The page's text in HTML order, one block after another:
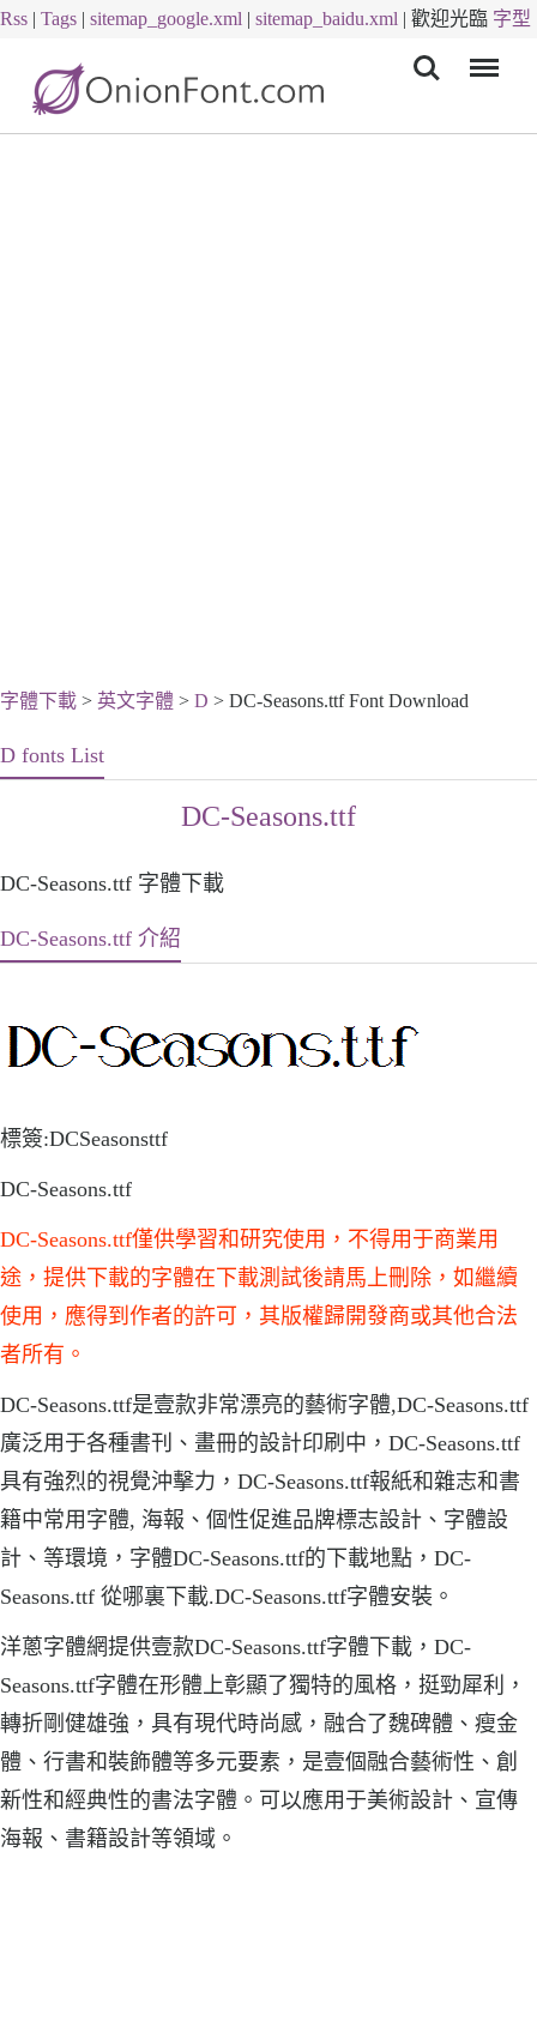
Rss | Tags | sitemap_google.xml | sitemap_baidu.xml | 歡迎光臨 字型
字體下載 > 英文字體 > D > DC-Seasons.ttf Font Download
D fonts List
DC-Seasons.ttf
DC-Seasons.ttf 字體下載
DC-Seasons.ttf 介紹
標簽:DCSeasonsttf
DC-Seasons.ttf
DC-Seasons.ttf僅供學習和研究使用，不得用于商業用
途，提供下載的字體在下載測試後請馬上刪除，如繼續
使用，應得到作者的許可，其版權歸開發商或其他合法
者所有。
DC-Seasons.ttf是壹款非常漂亮的藝術字體,DC-Seasons.ttf
廣泛用于各種書刊、畫冊的設計印刷中，DC-Seasons.ttf
具有強烈的視覺沖擊力，DC-Seasons.ttf報紙和雜志和書
籍中常用字體, 海報、個性促進品牌標志設計、字體設
計、等環境，字體DC-Seasons.ttf的下載地點，DC-
Seasons.ttf 從哪裏下載.DC-Seasons.ttf字體安裝。
洋蔥字體網提供壹款DC-Seasons.ttf字體下載，DC-
Seasons.ttf字體在形體上彰顯了獨特的風格，挺勁犀利，
轉折剛健雄強，具有現代時尚感，融合了魏碑體、瘦金
體、行書和裝飾體等多元要素，是壹個融合藝術性、創
新性和經典性的書法字體。可以應用于美術設計、宣傳
海報、書籍設計等領域。